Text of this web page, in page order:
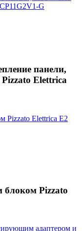
панели,
Elettrica
Pizzato